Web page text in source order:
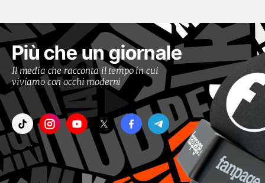
Più che un giornale
Il media che racconta il tempo in cui
viviamo con occhi moderni